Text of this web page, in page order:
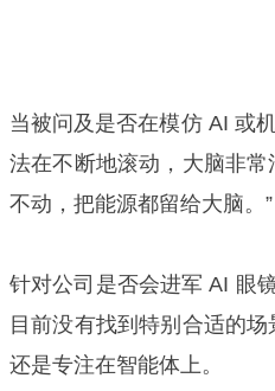
当被问及是否在模仿 AI 或
法在不断地滚动，大脑非
不动，把能源都留给大脑。”
针对公司是否会进军 AI 眼
目前没有找到特别合适的
还是专注在智能体上。